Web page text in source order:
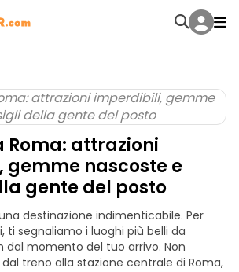
Roma: attrazioni
nascoste e
gente del posto
destinazione indimenticabile. Per
ti segnaliamo i luoghi più belli da
dal momento del tuo arrivo. Non
treno alla stazione centrale di Roma,